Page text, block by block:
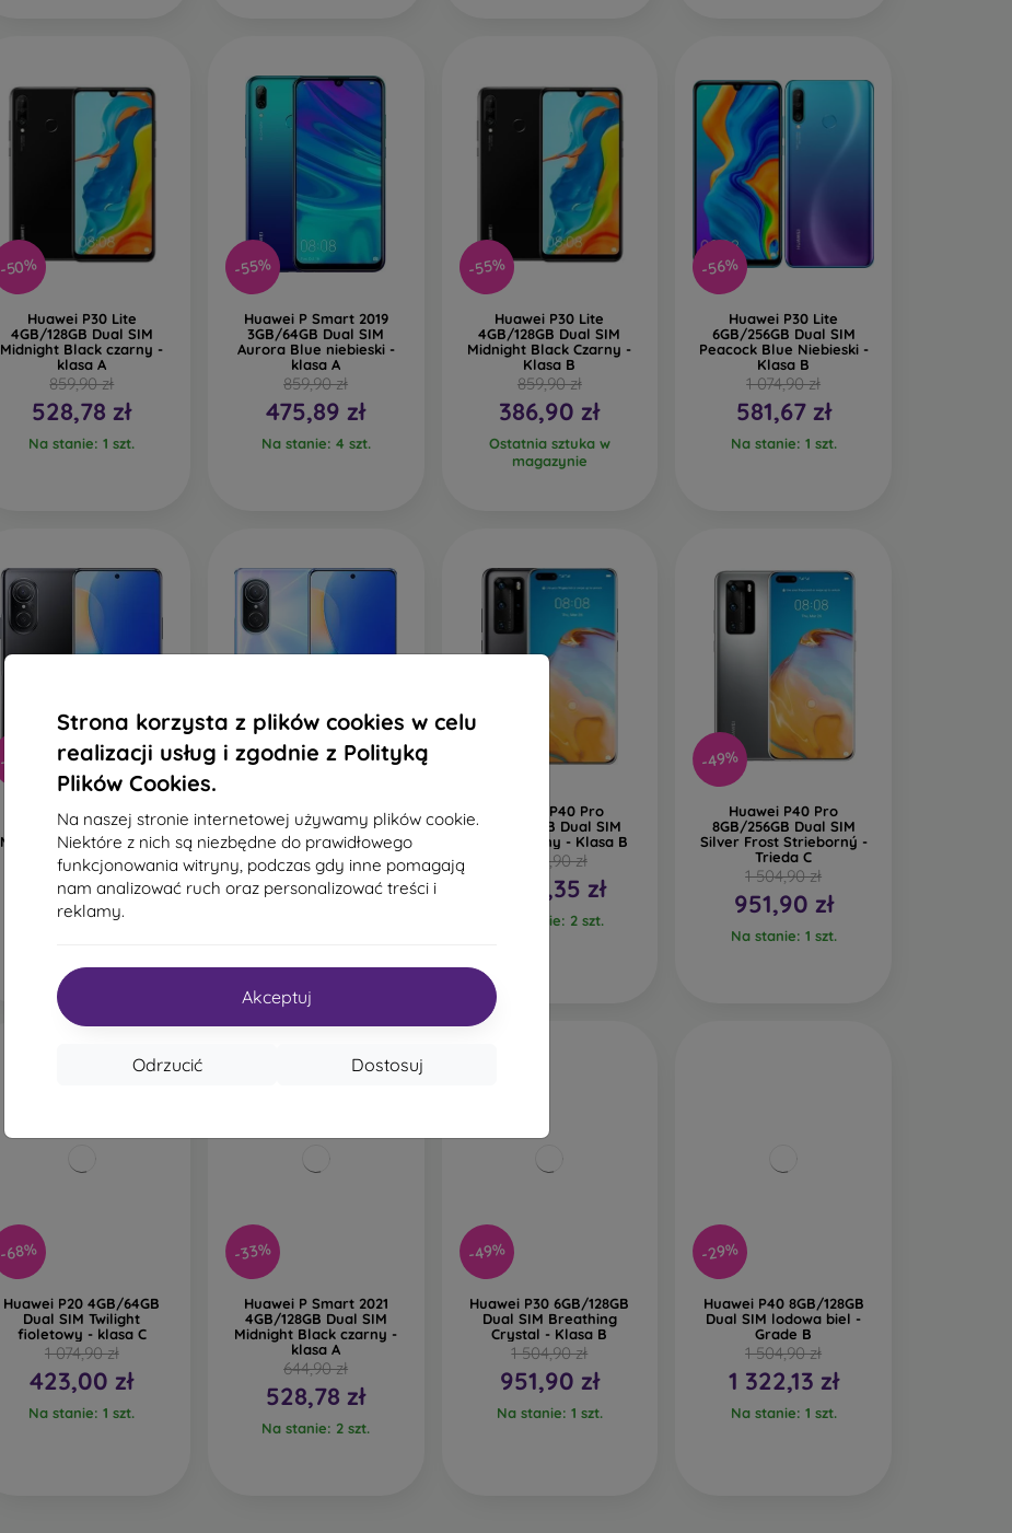
Strona korzysta z plików cookies w celu
realizacji usług i zgodnie z Polityką
Plików Cookies.
Na naszej stronie internetowej używamy plików cookie.
Niektóre z nich są niezbędne do prawidłowego
funkcjonowania witryny, podczas gdy inne pomagają
nam analizować ruch oraz personalizować treści i
reklamy.
Akceptuj
Dostosuj
Odrzucić
-50%
Huawei P30 Lite
4GB/128GB Dual SIM
Midnight Black czarny -
klasa A
859,90 zł
528,78 zł
Na stanie: 1 szt.
-55%
Huawei P Smart 2019
3GB/64GB Dual SIM
Aurora Blue niebieski -
klasa A
859,90 zł
475,89 zł
Na stanie: 4 szt.
-55%
Huawei P30 Lite
4GB/128GB Dual SIM
Midnight Black Czarny -
Klasa B
859,90 zł
386,90 zł
Ostatnia sztuka w
magazynie
-56%
Huawei P30 Lite
6GB/256GB Dual SIM
Peacock Blue Niebieski -
Klasa B
1 074,90 zł
581,67 zł
Na stanie: 1 szt.
-40%
Huawei Nova 9 SE
8GB/128GB Dual SIM
Midnight Black Czarny -
Klasa B
1 074,90 zł
793,23 zł
-40%
Huawei Nova 9 SE
8GB/128GB Dual SIM
Crystal Blue Niebieski -
Klasa B
1 074,90 zł
793,23 zł
Huawei P40 Pro
8GB/256GB Dual SIM
Black czarny - Klasa B
2 149,90 zł
1 216,35 zł
Na stanie: 2 szt.
-49%
Huawei P40 Pro
8GB/256GB Dual SIM
Silver Frost Strieborný -
Trieda C
1 504,90 zł
951,90 zł
Na stanie: 1 szt.
-68%
Huawei P20 4GB/64GB
Dual SIM Twilight
fioletowy - klasa C
1 074,90 zł
423,00 zł
Na stanie: 1 szt.
-33%
Huawei P Smart 2021
4GB/128GB Dual SIM
Midnight Black czarny -
klasa A
644,90 zł
528,78 zł
Na stanie: 2 szt.
-49%
Huawei P30 6GB/128GB
Dual SIM Breathing
Crystal - Klasa B
1 504,90 zł
951,90 zł
Na stanie: 1 szt.
-29%
Huawei P40 8GB/128GB
Dual SIM lodowa biel -
Grade B
1 504,90 zł
1 322,13 zł
Na stanie: 1 szt.